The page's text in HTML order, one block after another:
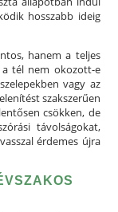
hosszabb ideig
hanem a teljes
a tél nem okozott-e
vagy az
szakszerűen
csökken, de
távolságokat,
érdemes újra